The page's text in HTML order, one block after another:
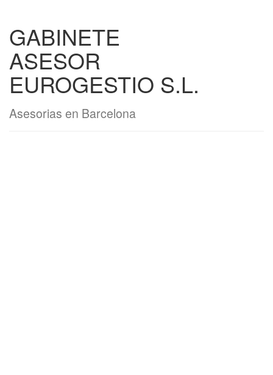
GABINETE
ASESOR
EUROGESTIO S.L.
Asesorias en Barcelona